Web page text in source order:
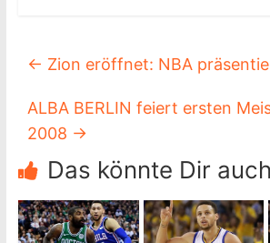
← Zion eröffnet: NBA
ALBA BERLIN feiert ersten
2008 →
Das könnte Dir